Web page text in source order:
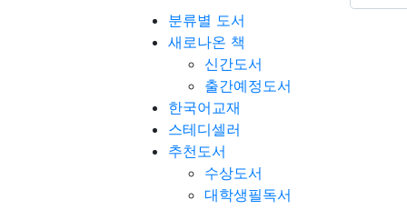
분류별 도서
새로나온 책
신간도서
출간예정도서
한국어교재
스테디셀러
추천도서
수상도서
대학생필독서